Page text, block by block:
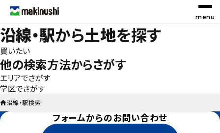
沿線・駅から土地を探す
買いたい
他の検索方法からさがす
エリアでさがす
学区でさがす
沿線・駅検索
フォームからのお問い合わせ
STEP 1 お探しの種別を選択
STEP 2 検索条件を選択
エリア 沿線・駅